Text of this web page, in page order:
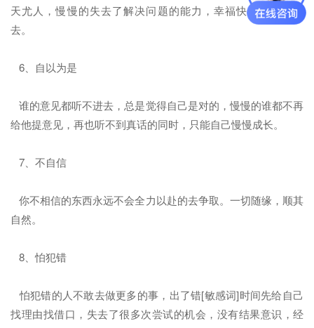
天尤人，慢慢的失去了解决问题的能力，幸福快乐都离他而
去。
6、自以为是
谁的意见都听不进去，总是觉得自己是对的，慢慢的谁都不再
给他提意见，再也听不到真话的同时，只能自己慢慢成长。
7、不自信
你不相信的东西永远不会全力以赴的去争取。一切随缘，顺其
自然。
8、怕犯错
怕犯错的人不敢去做更多的事，出了错[敏感词]时间先给自己
找理由找借口，失去了很多次尝试的机会，没有结果意识，经